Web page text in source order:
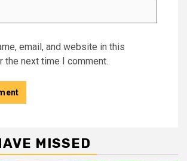
email, and website in this
the next time I comment.
MISSED